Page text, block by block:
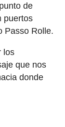
de
puertos
Passo Rolle.
los
que nos
donde